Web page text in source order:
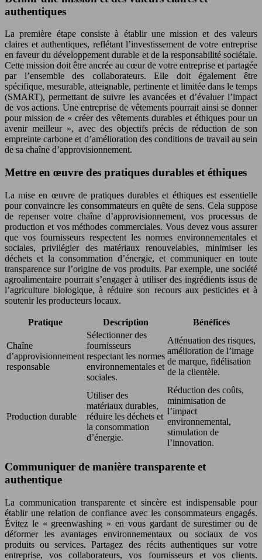
authentiques
La première étape consiste à établir une mission et des valeurs
claires et authentiques, reflétant l’investissement de votre entreprise
en faveur du développement durable et de la responsabilité sociétale.
Cette mission doit être ancrée au cœur de votre entreprise et partagée
par l’ensemble des collaborateurs. Elle doit également être
spécifique, mesurable, atteignable, pertinente et limitée dans le temps
(SMART), permettant de suivre les avancées et d’évaluer l’impact
de vos actions. Une entreprise de vêtements pourrait ainsi se donner
pour mission de « créer des vêtements durables et éthiques pour un
avenir meilleur », avec des objectifs précis de réduction de son
empreinte carbone et d’amélioration des conditions de travail au sein
de sa chaîne d’approvisionnement.
Mettre en œuvre des pratiques durables et éthiques
La mise en œuvre de pratiques durables et éthiques est essentielle
pour convaincre les consommateurs en quête de sens. Cela suppose
de repenser votre chaîne d’approvisionnement, vos processus de
production et vos méthodes commerciales. Vous devez vous assurer
que vos fournisseurs respectent les normes environnementales et
sociales, privilégier des matériaux renouvelables, minimiser les
déchets et la consommation d’énergie, et communiquer en toute
transparence sur l’origine de vos produits. Par exemple, une société
agroalimentaire pourrait s’engager à utiliser des ingrédients issus de
l’agriculture biologique, à réduire son recours aux pesticides et à
soutenir les producteurs locaux.
Pratique Description Bénéfices
Chaîne
d’approvisionnement
responsable
Sélectionner des
fournisseurs
respectant les normes
environnementales et
sociales.
Atténuation des risques,
amélioration de l’image
de marque, fidélisation
de la clientèle.
Production durable
Utiliser des
matériaux durables,
réduire les déchets et
la consommation
d’énergie.
Réduction des coûts,
minimisation de
l’impact
environnemental,
stimulation de
l’innovation.
Communiquer de manière transparente et
authentique
La communication transparente et sincère est indispensable pour
établir une relation de confiance avec les consommateurs engagés.
Évitez le « greenwashing » en vous gardant de surestimer ou de
déformer les avantages environnementaux ou sociaux de vos
produits ou services. Partagez des récits authentiques sur votre
entreprise, vos collaborateurs, vos fournisseurs et vos clients.